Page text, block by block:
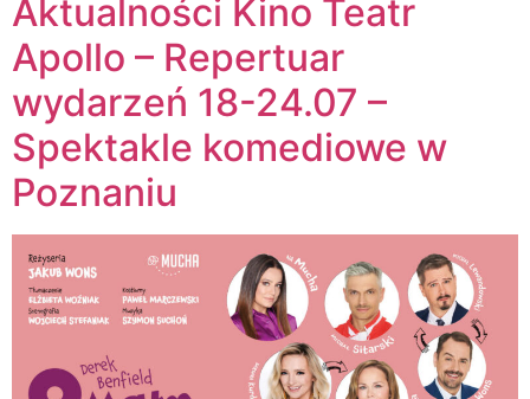
Aktualności Kino Teatr
Apollo – Repertuar
wydarzeń 18-24.07 –
Spektakle komediowe w
Poznaniu